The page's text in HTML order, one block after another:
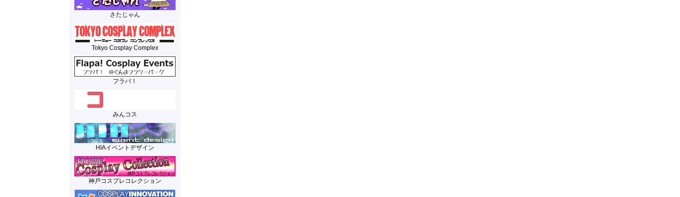
さたじゃん
Tokyo Cosplay Complex
フラパ！
みんコス
HIAイベントデザイン
神戸コスプレコレクション